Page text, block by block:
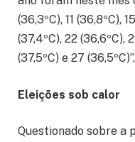
(36,3ºC), 11 (36,8ºC),
(37,4ºC), 22 (36,6ºC),
(37,5ºC) e 27
Eleições sob calor
Questionado sobre a